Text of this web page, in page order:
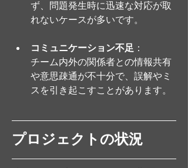
ず、問題発生時に迅速な対応が取
れないケースが多いです。
コミュニケーション不足 ：
チーム内外の関係者との情報共有
や意思疎通が不十分で、誤解やミ
スを引き起こすことがあります。
プロジェクトの状況